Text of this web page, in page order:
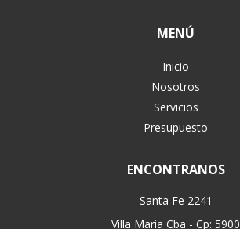
MENÚ
Inicio
Nosotros
Servicios
Presupuesto
ENCONTRANOS
Santa Fe 2241
Villa Maria Cba - Cp: 5900